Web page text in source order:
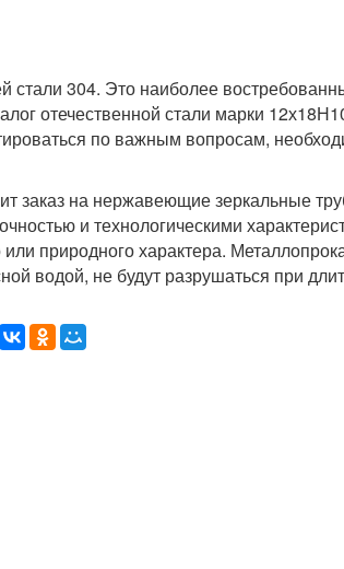
304. Это наиболее
отечественной стали марки
по важным вопросам,
на нержавеющие зеркальные
и технологическими
природного характера.
водой, не будут разрушаться при